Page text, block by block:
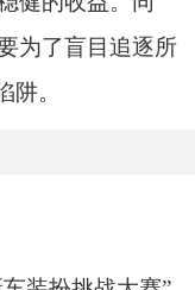
为了盲目追逐所
阱。